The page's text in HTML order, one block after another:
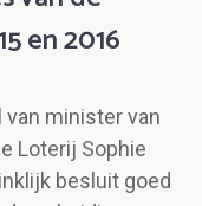
en 2016
minister van
Loterij Sophie
besluit goed